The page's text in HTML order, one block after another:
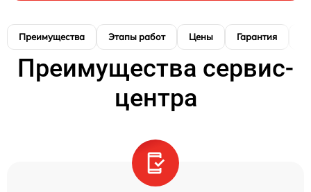
Преимущества Этапы работ Цены Гарантия
Преимущества сервис-
центра